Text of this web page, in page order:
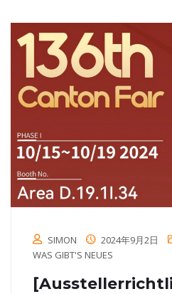
SIMON 2024年9月2日
WAS GIBT'S NEUES